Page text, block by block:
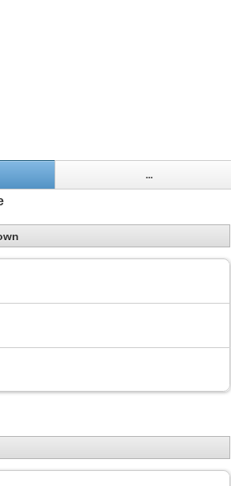
...